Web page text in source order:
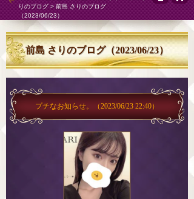
りのブログ> 前島 さりのブログ
（2023/06/23）
前島 さりのブログ（2023/06/23）
プチなお知らせ。 （2023/06/23 22:40）